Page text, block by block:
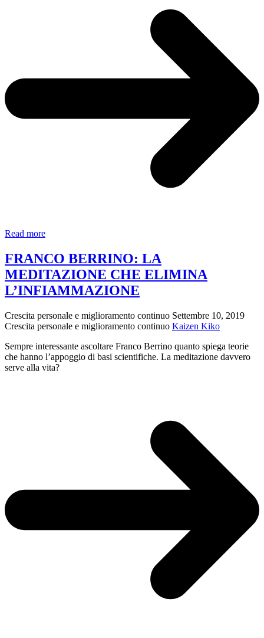
Read moreLa
COLAZIONE
possibile!
Franco
Berrino
te
racconta
FRANCO BERRINO: LA
MEDITAZIONE CHE ELIMINA
L’INFIAMMAZIONE
Crescita personale e miglioramento continuo Settembre 10, 2019
Crescita personale e miglioramento continuo Kaizen Kiko
Sempre interessante ascoltare Franco Berrino quanto spiega teorie
che hanno l’appoggio di basi scientifiche. La meditazione davvero
serve alla vita?